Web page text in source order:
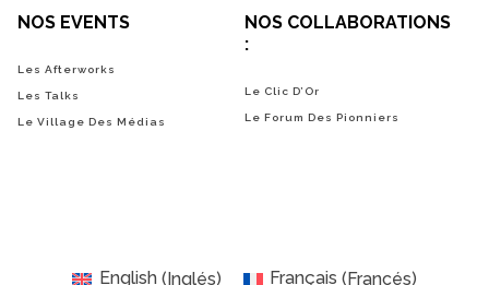
NOS EVENTS
Les Afterworks
Les Talks
Le Village Des Médias
NOS COLLABORATIONS
:
Le Clic D’Or
Le Forum Des Pionniers
English(Inglés) Français (Francés)